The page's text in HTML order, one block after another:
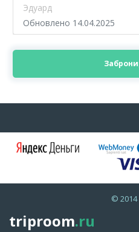
Эдуард
Обновлено 14.04.2025
© 2014
triproom.ru